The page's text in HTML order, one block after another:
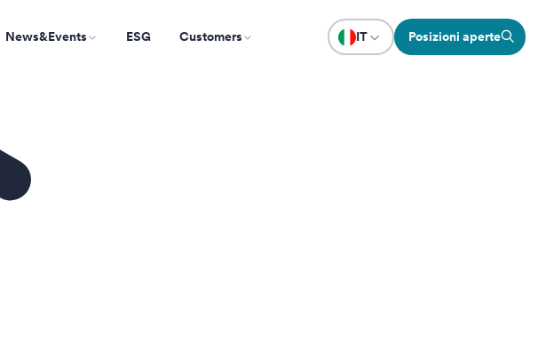
News&Events ESG Customers IT Posizioni aperte